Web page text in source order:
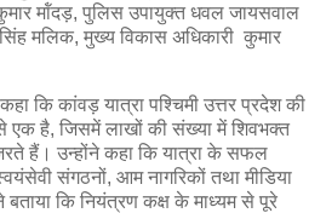
मॉंदड़, पुलिस उपायुक्त धवल जायसवाल
मलिक, मुख्य विकास अधिकारी कुमार
कि कांवड़ यात्रा पश्चिमी उत्तर प्रदेश की
एक है, जिसमें लाखों की संख्या में शिवभक्त
हैं। उन्होंने कहा कि यात्रा के सफल
संगठनों, आम नागरिकों तथा मीडिया
बताया कि नियंत्रण कक्ष के माध्यम से पूरे